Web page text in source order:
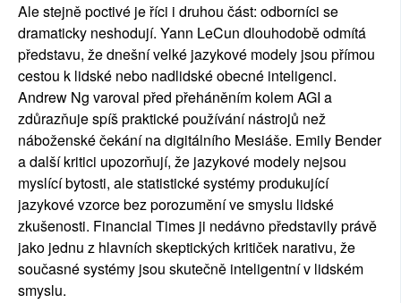
Ale stejně poctivé je říci i druhou část: odborníci se
dramaticky neshodují. Yann LeCun dlouhodobě odmítá
představu, že dnešní velké jazykové modely jsou přímou
cestou k lidské nebo nadlidské obecné inteligenci.
Andrew Ng varoval před přeháněním kolem AGI a
zdůrazňuje spíš praktické používání nástrojů než
náboženské čekání na digitálního Mesiáše. Emily Bender
a další kritici upozorňují, že jazykové modely nejsou
myslící bytosti, ale statistické systémy produkující
jazykové vzorce bez porozumění ve smyslu lidské
zkušenosti. Financial Times ji nedávno představily právě
jako jednu z hlavních skeptických kritiček narativu, že
současné systémy jsou skutečně inteligentní v lidském
smyslu.